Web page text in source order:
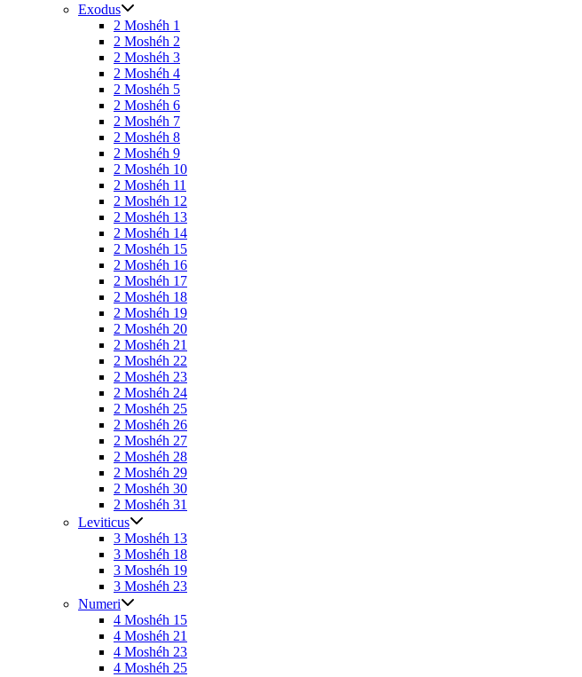
Exodus
2 Moshéh 1
2 Moshéh 2
2 Moshéh 3
2 Moshéh 4
2 Moshéh 5
2 Moshéh 6
2 Moshéh 7
2 Moshéh 8
2 Moshéh 9
2 Moshéh 10
2 Moshéh 11
2 Moshéh 12
2 Moshéh 13
2 Moshéh 14
2 Moshéh 15
2 Moshéh 16
2 Moshéh 17
2 Moshéh 18
2 Moshéh 19
2 Moshéh 20
2 Moshéh 21
2 Moshéh 22
2 Moshéh 23
2 Moshéh 24
2 Moshéh 25
2 Moshéh 26
2 Moshéh 27
2 Moshéh 28
2 Moshéh 29
2 Moshéh 30
2 Moshéh 31
Leviticus
3 Moshéh 13
3 Moshéh 18
3 Moshéh 19
3 Moshéh 23
Numeri
4 Moshéh 15
4 Moshéh 21
4 Moshéh 23
4 Moshéh 25